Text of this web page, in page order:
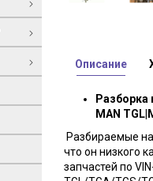
Описание
Разборка
MAN
Разбираемые
что он низкого
запчастей по